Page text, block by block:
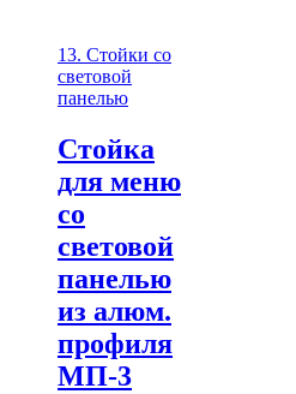
13. Стойки со
световой
панелью
Стойка
для меню
со
световой
панелью
из алюм.
профиля
МП-3